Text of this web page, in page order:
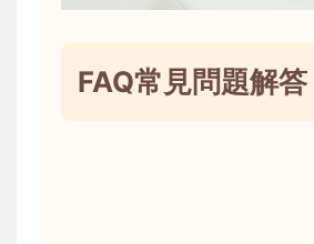
FAQ常見問題解答